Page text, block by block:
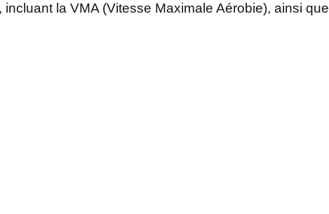
la VMA (Vitesse Maximale Aérobie), ainsi que